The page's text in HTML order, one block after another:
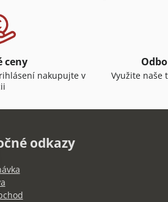
ceny
nakupujte v
Využite naše
odkazy